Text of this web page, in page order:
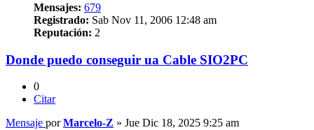
Mensajes: 679
Registrado: Sab Nov 11, 2006 12:48 am
Reputación: 2
Donde puedo conseguir ua Cable SIO2PC
0
Citar
Mensaje porMarcelo-Z » Jue Dic 18, 2025 9:25 am